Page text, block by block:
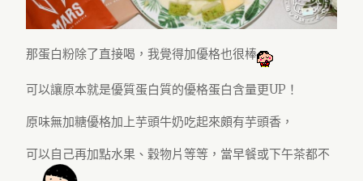
那蛋白粉除了直接喝，我覺得加優格也很棒
可以讓原本就是優質蛋白質的優格蛋白含量更UP！
原味無加糖優格加上芋頭牛奶吃起來頗有芋頭香，
可以自己再加點水果、穀物片等等，當早餐或下午茶都不